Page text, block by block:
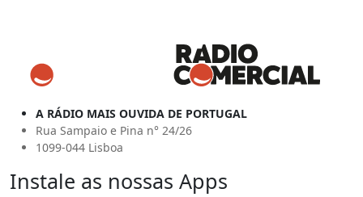
A RÁDIO MAIS OUVIDA DE PORTUGAL
Rua Sampaio e Pina n° 24/26
1099-044 Lisboa
Instale as nossas Apps